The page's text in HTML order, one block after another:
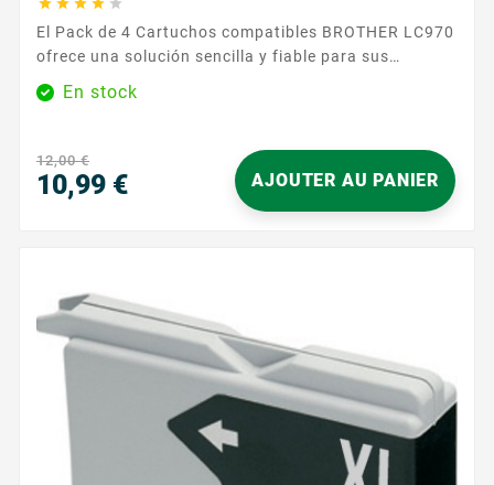
    
El Pack de 4 Cartuchos compatibles BROTHER LC970
ofrece una solución sencilla y fiable para sus
impresiones diarias. Diseñados para las impresoras
Brother que aceptan la referencia LC970 , estos
un uso sin preocupaciones, tanto en casa como en la
oficina. Obtendrá un texto nítido, colores uniformes y
un...
En stock
12,00 €
10,99 € AJOUTER AU PANIER